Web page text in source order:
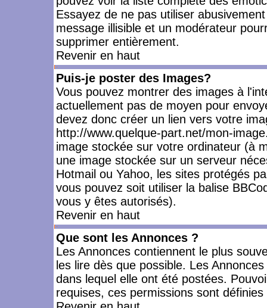
Essayez de ne pas utiliser
message illisible et un modérateur
supprimer entièrement.
Revenir en haut
Puis-je poster des Images?
Vous pouvez montrer des images à
actuellement pas de moyen pour
devez donc créer un lien vers votre
http://www.quelque-part.net/mon-
image stockée sur votre ordinateur (à
une image stockée sur un serveur
Hotmail ou Yahoo, les sites protégés
vous pouvez soit utiliser la balise
vous y êtes autorisés).
Revenir en haut
Que sont les Annonces ?
Les Annonces contiennent le plus
les lire dès que possible. Les
dans lequel elle ont été postées.
requises, ces permissions sont